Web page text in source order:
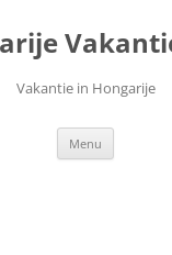
Vakantie in Hongarije
Menu